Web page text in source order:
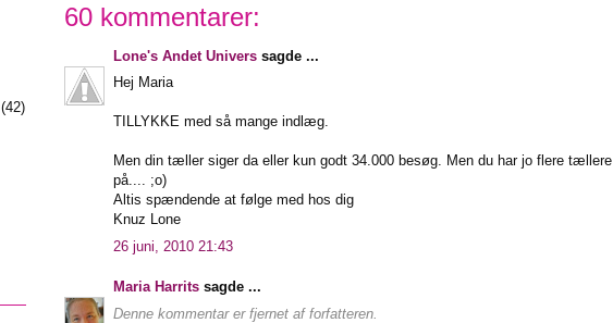
60 kommentarer:
Lone's Andet Univers sagde ...
Hej Maria
TILLYKKE med så mange indlæg.
Men din tæller siger da eller kun godt 34.000 besøg. Men du har jo flere tællere
på.... ;o)
Altis spændende at følge med hos dig
Knuz Lone
26 juni, 2010 21:43
Maria Harrits sagde ...
Denne kommentar er fjernet af forfatteren.
(42)